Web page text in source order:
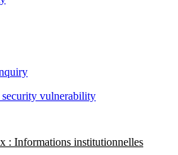
vulnerability
: Informations institutionnelles